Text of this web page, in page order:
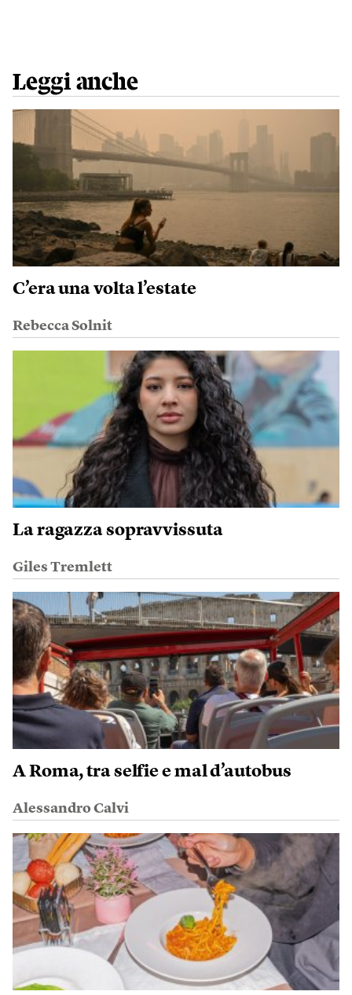
Leggi anche
C’era una volta l’estate
Rebecca Solnit
La ragazza sopravvissuta
Giles Tremlett
A Roma, tra selfie e mal d’autobus
Alessandro Calvi